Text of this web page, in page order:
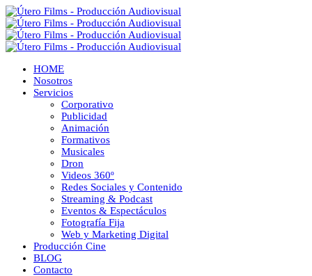
HOME
Nosotros
Servicios
Corporativo
Publicidad
Animación
Formativos
Musicales
Dron
Videos 360º
Redes Sociales y Contenido
Streaming & Podcast
Eventos & Espectáculos
Fotografía Fija
Web y Marketing Digital
Producción Cine
BLOG
Contacto